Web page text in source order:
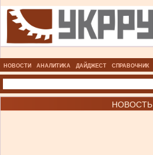
НОВОСТИ АНАЛИТИКА ДАЙДЖЕСТ СПРАВОЧНИК
НОВОСТЬ